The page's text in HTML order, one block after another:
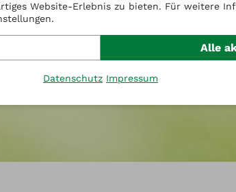
Website-Erlebnis zu bieten. Für weitere
Alle
Datenschutz Impressum